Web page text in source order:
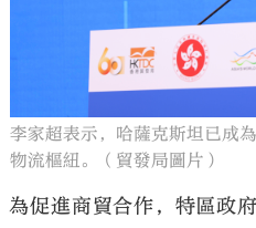
李家超表示，哈薩克斯坦已成
物流樞紐。（貿發局圖片）
為促進商貿合作，特區政